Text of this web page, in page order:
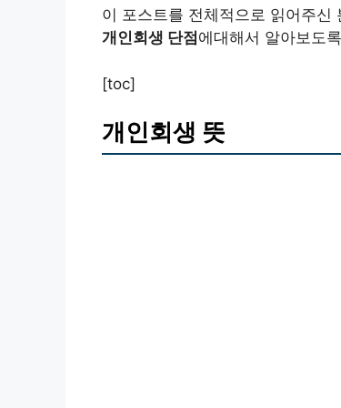
이 포스트를 전체적으로 읽어주신
개인회생 단점 에대해서 알아보도
[toc]
개인회생 뜻